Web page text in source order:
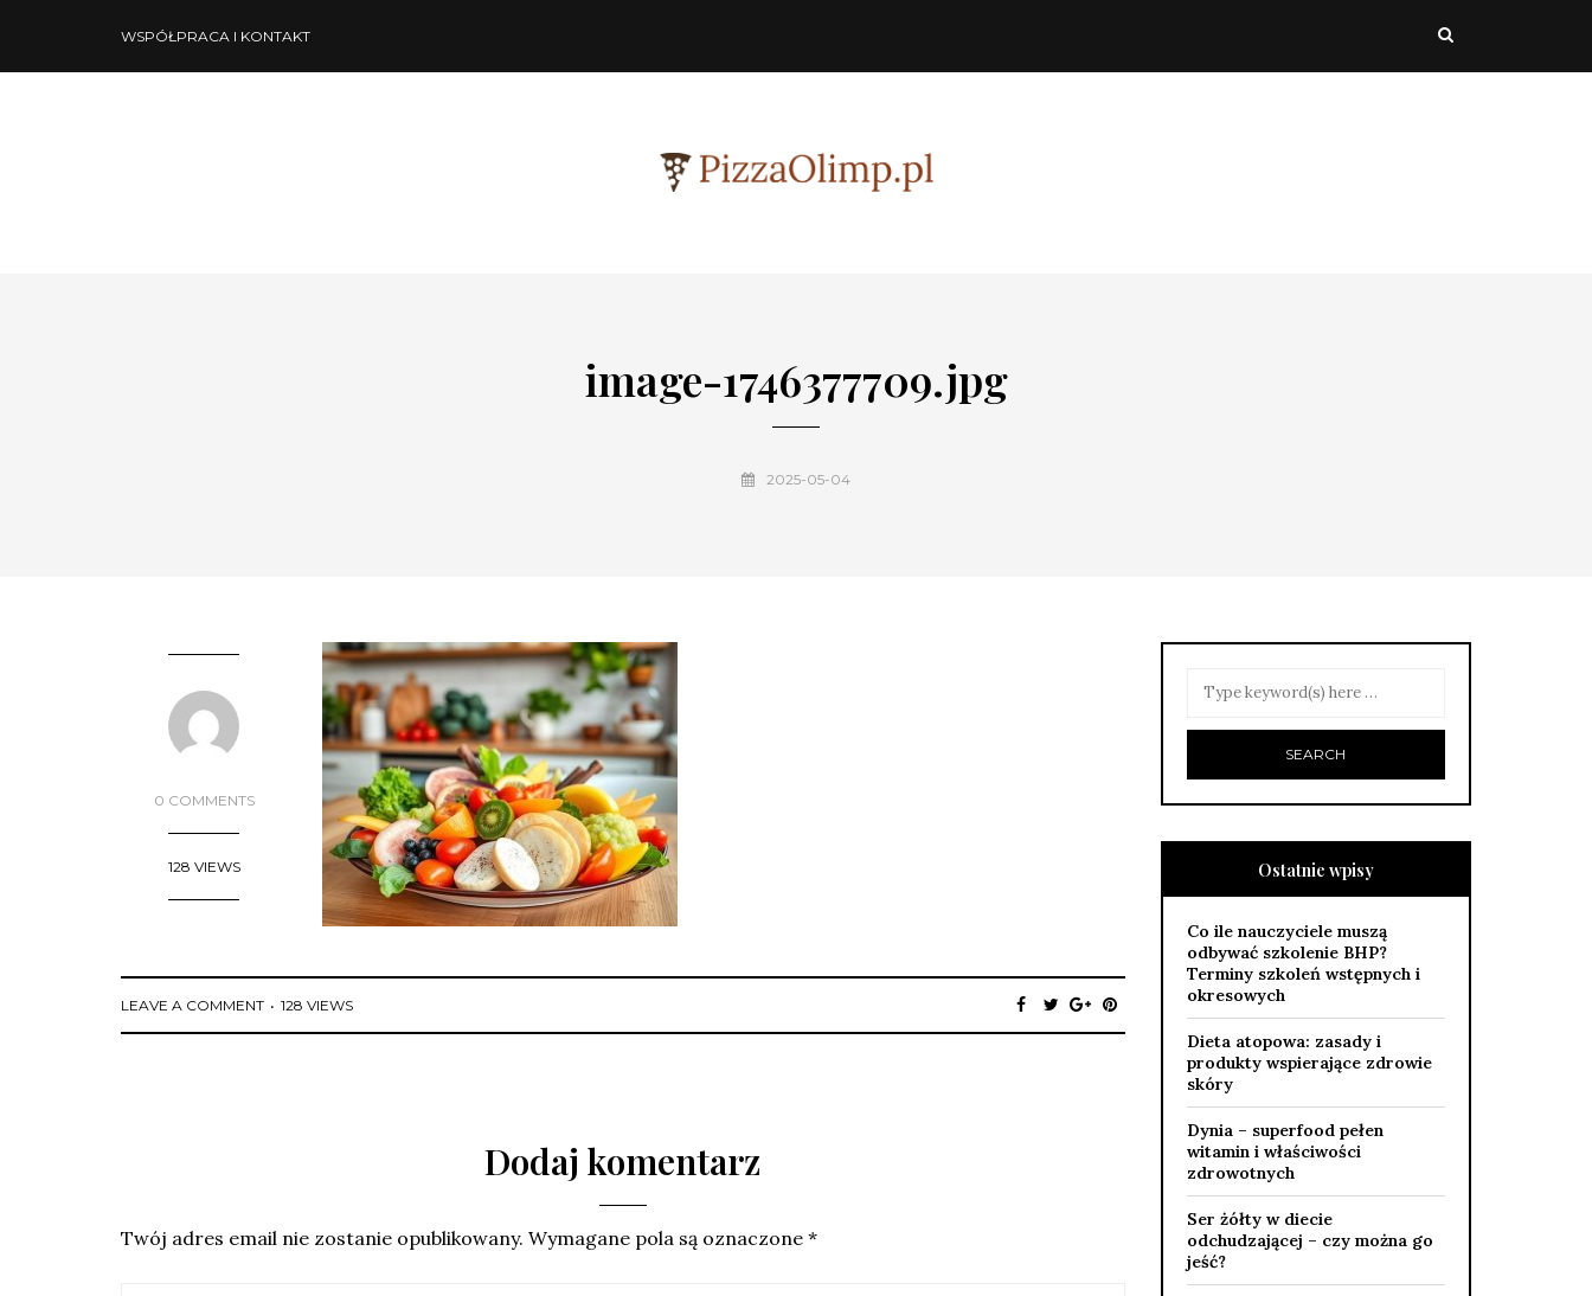
WSPÓŁPRACA I KONTAKT
image-1746377709.jpg
2025-05-04
0 COMMENTS
128 VIEWS
LEAVE A COMMENT 128 VIEWS
Dodaj komentarz
Twój adres email nie zostanie opublikowany. Wymagane pola są oznaczone *
Ostatnie wpisy
Co ile nauczyciele muszą
odbywać szkolenie BHP?
Terminy szkoleń wstępnych i
okresowych
Dieta atopowa: zasady i
produkty wspierające zdrowie
skóry
Dynia – superfood pełen
witamin i właściwości
zdrowotnych
Ser żółty w diecie
odchudzającej – czy można go
jeść?